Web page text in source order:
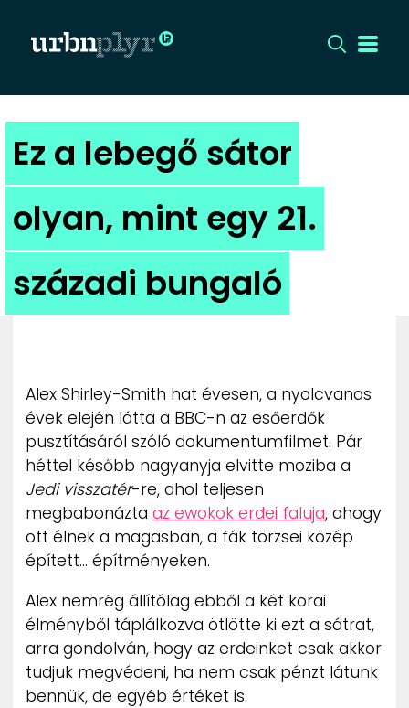
CÍMLAP
DIZÁJN
DIVAT
HIP
UTCA
ZENE
MÉDIAAJÁNLAT
IMPRESSZUM
PR-ARCHÍVUM
ADATKEZELÉSI TÁJÉKOZTATÓ
Ez a lebegő sátor
olyan, mint egy 21.
századi bungaló
Alex Shirley-Smith hat évesen, a nyolcvanas
évek elején látta a BBC-n az esőerdők
pusztításáról szóló dokumentumfilmet. Pár
héttel később nagyanyja elvitte moziba a
Jedi visszatér-re, ahol teljesen
megbabonázta az ewokok erdei faluja, ahogy
ott élnek a magasban, a fák törzsei közép
épített… építményeken.
Alex nemrég állítólag ebből a két korai
élményből táplálkozva ötlötte ki ezt a sátrat,
arra gondolván, hogy az erdeinket csak akkor
tudjuk megvédeni, ha nem csak pénzt látunk
bennük, de egyéb értéket is.